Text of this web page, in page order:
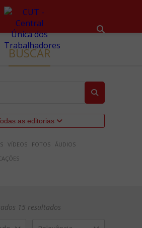
BUSCAR
as editorias
VÍDEOS FOTOS ÁUDIOS
15 resultados